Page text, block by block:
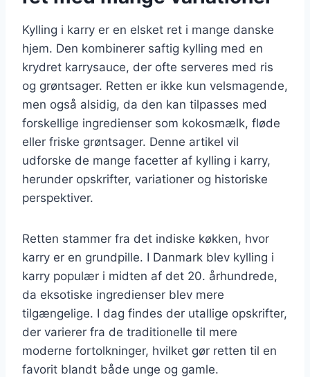
Kylling i karry er en elsket ret i mange danske
hjem. Den kombinerer saftig kylling med en
krydret karrysauce, der ofte serveres med ris
og grøntsager. Retten er ikke kun velsmagende,
men også alsidig, da den kan tilpasses med
forskellige ingredienser som kokosmælk, fløde
eller friske grøntsager. Denne artikel vil
udforske de mange facetter af kylling i karry,
herunder opskrifter, variationer og historiske
perspektiver.
Retten stammer fra det indiske køkken, hvor
karry er en grundpille. I Danmark blev kylling i
karry populær i midten af det 20. århundrede,
da eksotiske ingredienser blev mere
tilgængelige. I dag findes der utallige opskrifter,
der varierer fra de traditionelle til mere
moderne fortolkninger, hvilket gør retten til en
favorit blandt både unge og gamle.